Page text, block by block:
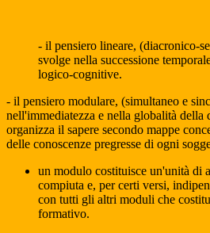
- il pensiero lineare, (diacronico-
svolge nella successione
logico-cognitive.
- il pensiero modulare, (simultaneo e
nell'immediatezza e nella globalità della
organizza il sapere secondo mappe
delle conoscenze pregresse di ogni
un modulo costituisce un'unità di
compiuta e, per certi versi,
con tutti gli altri moduli che
formativo.